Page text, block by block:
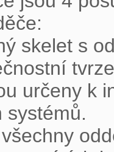
skelet s
určeny k
systémů.